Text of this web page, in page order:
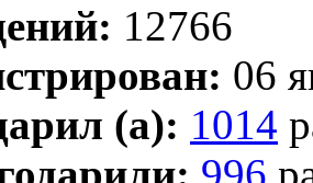
12766
06
(а): 1014
996